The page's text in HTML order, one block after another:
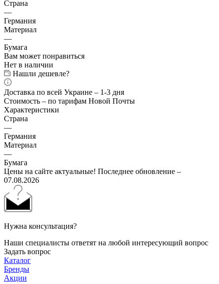
Страна
—
Германия
Материал
—
Бумага
Вам может понравиться
Нет в наличии
Нашли дешевле?
Доставка по всей Украине – 1-3 дня
Стоимость – по тарифам Новой Почты
Характеристики
Страна
—
Германия
Материал
—
Бумага
Цены на сайте актуальные! Последнее обновление –
07.08.2026
Нужна консультация?
Наши специалисты ответят на любой интересующий вопрос
Задать вопрос
Каталог
Бренды
Акции